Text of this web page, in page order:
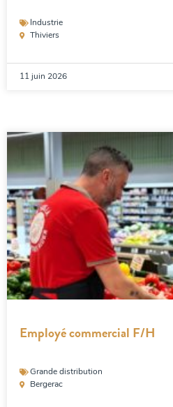
Industrie
Thiviers
11 juin 2026
Employé commercial F/H
Grande distribution
Bergerac